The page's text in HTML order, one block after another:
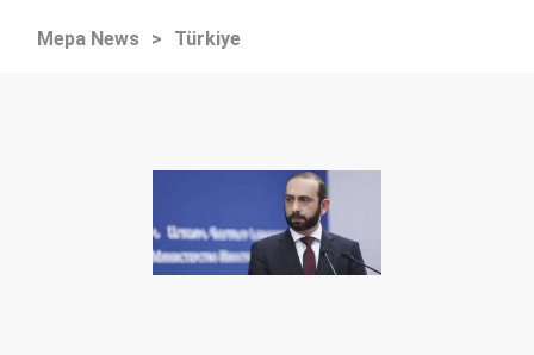
Mepa News > Türkiye